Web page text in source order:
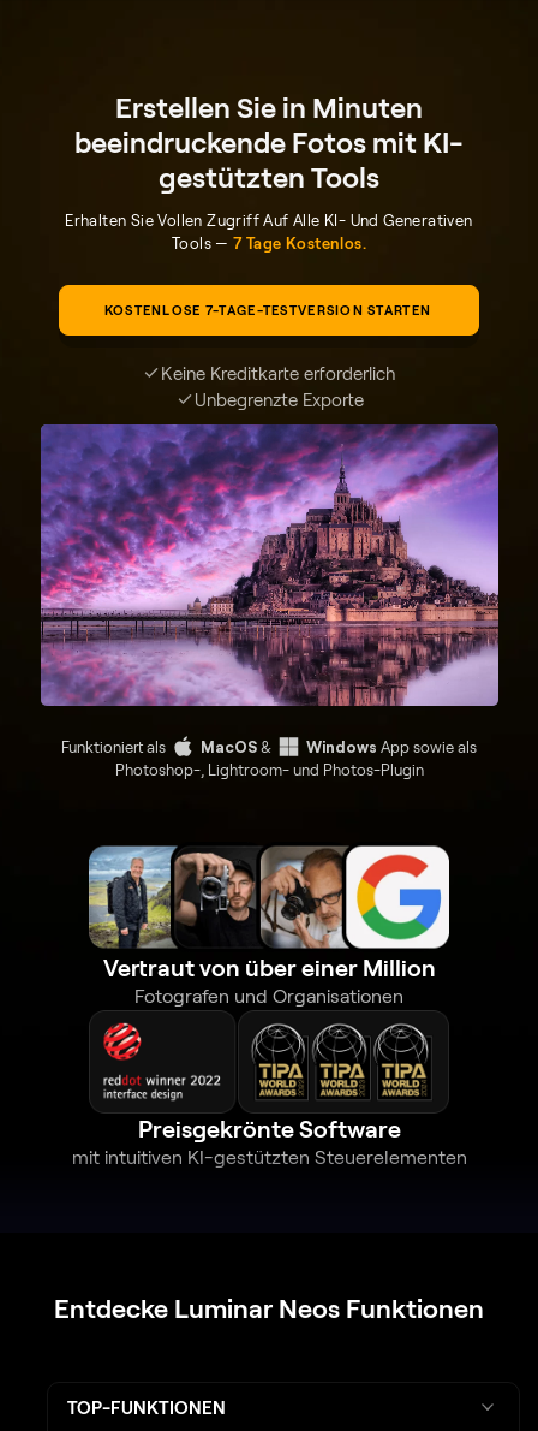
Erstellen Sie in Minuten
beeindruckende Fotos mit KI-
gestützten Tools
Erhalten Sie Vollen Zugriff Auf Alle KI- Und Generativen
Tools —7 Tage Kostenlos.
KOSTENLOSE 7-TAGE-TESTVERSION STARTEN
Keine Kreditkarte erforderlich
Unbegrenzte Exporte
Funktioniert als MacOS& Windows App sowie als
Photoshop-, Lightroom- und Photos-Plugin
Vertraut von über einer Million
Fotografen und Organisationen
Preisgekrönte Software
mit intuitiven KI-gestützten Steuerelementen
Entdecke Luminar Neos Funktionen
TOP-FUNKTIONEN